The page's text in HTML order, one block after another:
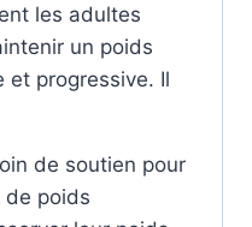
les adultes
un poids
et progressive. Il
de soutien pour
de poids